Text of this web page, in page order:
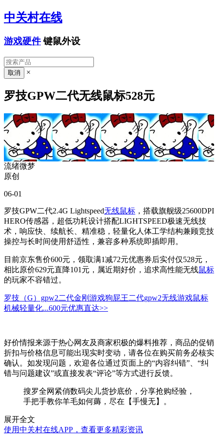
中关村在线
游戏硬件 键鼠外设
×
罗技GPW二代无线鼠标528元
流绪微梦
原创
06-01
罗技GPW二代2.4G Lightspeed无线鼠标 ，搭载旗舰级25600DPI
HERO传感器，超低功耗设计搭配LIGHTSPEED极速无线技
术，响应快、续航长、精准稳，轻量化人体工学结构兼顾竞技
操控与长时间使用舒适性，兼容多种系统即插即用。
目前京东售价600元，领取满1减72元优惠券后实付仅528元，
相比原价629元直降101元，属近期好价，追求高性能无线鼠标
的玩家不容错过。
罗技（G）gpw2二代金刚游戏狗屁王二代gpw2无线游戏鼠标
机械轻量化...600元优惠直达>>
好价情报来源于热心网友及商家积极的爆料推荐，商品的促销
折扣与价格信息可能出现实时变动，请各位在购买前务必核实
确认。如发现问题，欢迎各位通过页面上的“内容纠错”、“纠
错与问题建议”或直接发表“评论”等方式进行反馈。
搜罗全网紧俏数码尖儿货抄底价，分享抢购经验，
手把手教你羊毛如何薅，尽在【手慢无】。
展开全文
使用中关村在线APP，查看更多精彩资讯